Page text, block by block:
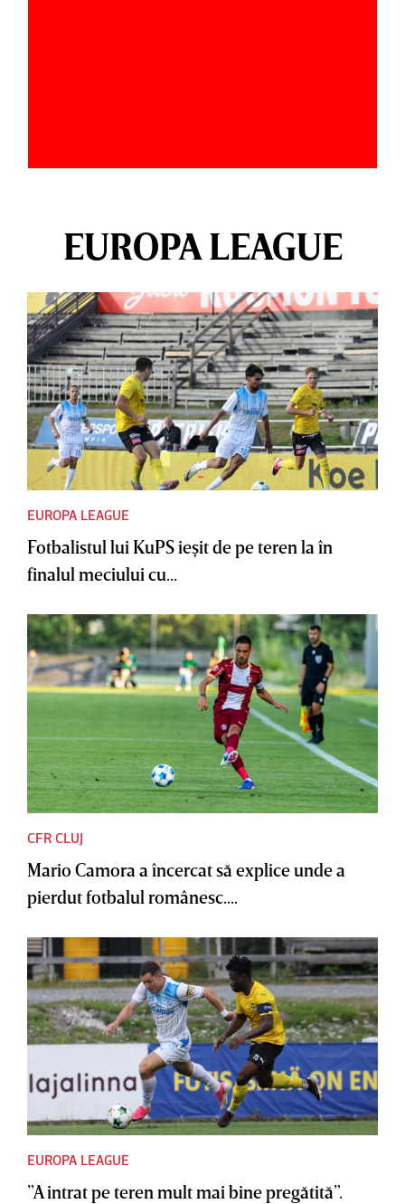
EUROPA LEAGUE
EUROPA LEAGUE
Fotbalistul lui KuPS ieşit de pe teren la în
finalul meciului cu...
CFR CLUJ
Mario Camora a încercat să explice unde a
pierdut fotbalul românesc....
EUROPA LEAGUE
”A intrat pe teren mult mai bine pregătită”.